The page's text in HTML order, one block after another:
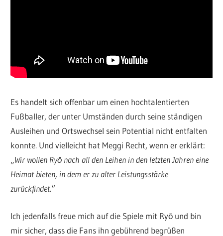
Es handelt sich offenbar um einen hochtalentierten
Fußballer, der unter Umständen durch seine ständigen
Ausleihen und Ortswechsel sein Potential nicht entfalten
konnte. Und vielleicht hat Meggi Recht, wenn er erklärt:
„Wir wollen Ryō nach all den Leihen in den letzten Jahren eine
Heimat bieten, in dem er zu alter Leistungsstärke
zurückfindet.“
Ich jedenfalls freue mich auf die Spiele mit Ryō und bin
mir sicher, dass die Fans ihn gebührend begrüßen